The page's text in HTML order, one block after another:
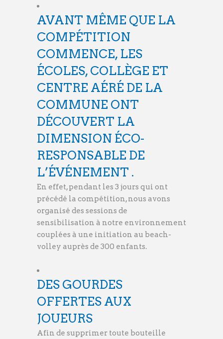
AVANT MÊME QUE LA
COMPÉTITION
COMMENCE, LES
ÉCOLES, COLLÈGE ET
CENTRE AÉRÉ DE LA
COMMUNE ONT
DÉCOUVERT LA
DIMENSION ÉCO-
RESPONSABLE DE
L’ÉVÉNEMENT .
En effet, pendant les 3 jours qui ont
précédé la compétition, nous avons
organisé des sessions de
sensibilisation à notre environnement
couplées à une initiation au beach-
volley auprès de 300 enfants.
DES GOURDES
OFFERTES AUX
JOUEURS
Afin de supprimer toute bouteille